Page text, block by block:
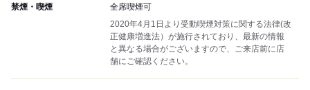
禁煙・喫煙
全席喫煙可
2020年4月1日より受動喫煙対策に関する法律(改
正健康増進法）が施行されており、最新の情報
と異なる場合がございますので、ご来店前に店
舗にご確認ください。